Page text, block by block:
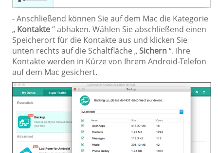
- Anschließend können Sie auf dem Mac die Kategorie
„ Kontakte“ abhaken. Wählen Sie abschließend einen
Speicherort für die Kontakte aus und klicken Sie
unten rechts auf die Schaltfläche „Sichern“. Ihre
Kontakte werden in Kürze von Ihrem Android-Telefon
auf dem Mac gesichert.